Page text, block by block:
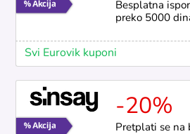
Besplatna
preko 5000
Svi Eurovik kuponi
-20%
Pretplati se na